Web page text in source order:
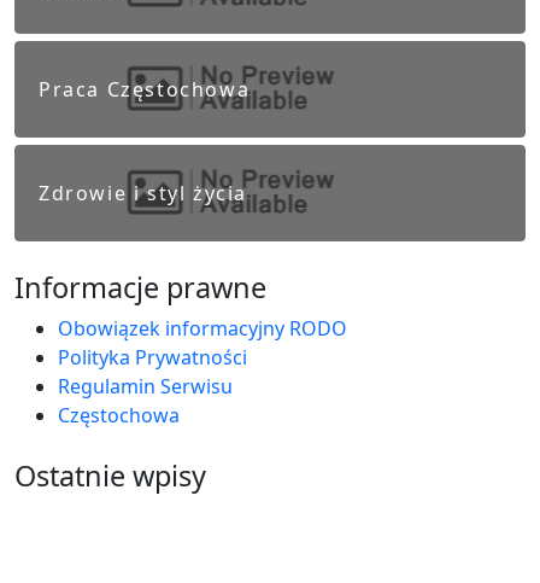
Praca Częstochowa
Zdrowie i styl życia
Informacje prawne
Obowiązek informacyjny RODO
Polityka Prywatności
Regulamin Serwisu
Częstochowa
Ostatnie wpisy